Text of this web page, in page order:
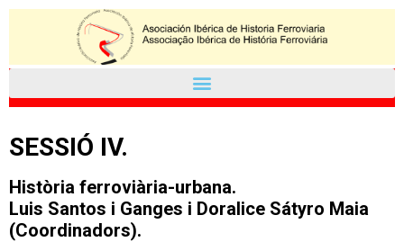
SESSIÓ IV.
Història ferroviària-urbana.
Luis Santos i Ganges i Doralice Sátyro Maia
(Coordinadors).